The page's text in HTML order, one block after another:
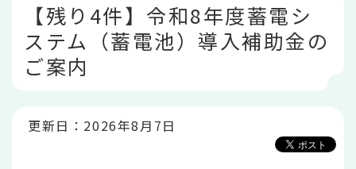
【残り4件】令和8年度蓄電シ
ステム（蓄電池）導入補助金の
ご案内
更新日：2026年8月7日